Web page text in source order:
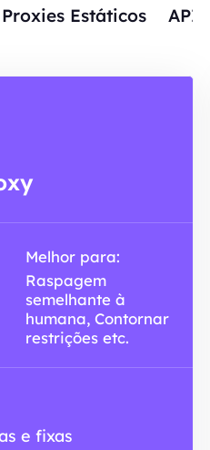
Proxies Estáticos
Melhor para:
Raspagem
semelhante à
humana, Contornar
restrições etc.
e fixas